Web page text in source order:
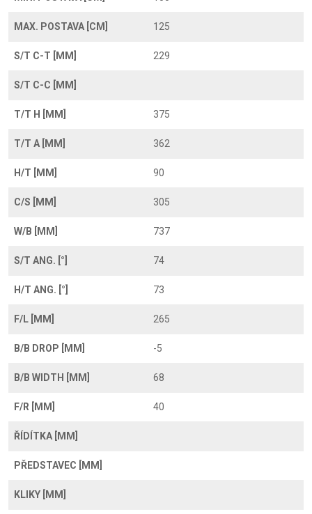
MAX. POSTAVA [CM] 125
S/T C-T [MM] 229
S/T C-C [MM]
T/T H [MM] 375
T/T A [MM] 362
H/T [MM] 90
C/S [MM] 305
W/B [MM] 737
S/T ANG. [°] 74
H/T ANG. [°] 73
F/L [MM] 265
B/B DROP [MM] -5
B/B WIDTH [MM] 68
F/R [MM] 40
ŘÍDÍTKA [MM]
PŘEDSTAVEC [MM]
KLIKY [MM]